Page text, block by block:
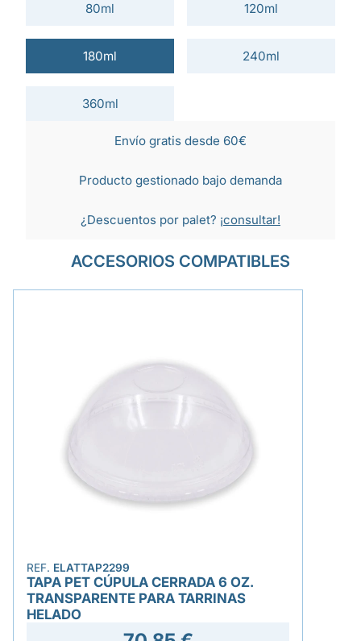
80ml 120ml
180ml 240ml
360ml
Envío gratis desde 60€
Producto gestionado bajo demanda
¿Descuentos por palet? ¡consultar!
ACCESORIOS COMPATIBLES
REF. ELATTAP2299
TAPA PET CÚPULA CERRADA 6 OZ.
TRANSPARENTE PARA TARRINAS
HELADO